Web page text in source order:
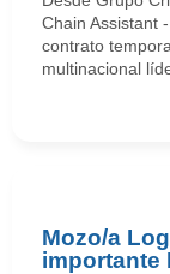
Chain Assistant
contrato
multinacional
Mozo/a
importante